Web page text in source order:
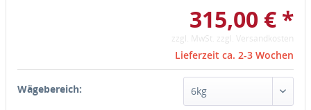
315,00 € *
zzgl. MwSt. zzgl. Versandkosten
Lieferzeit ca. 2-3 Wochen
Wägebereich: